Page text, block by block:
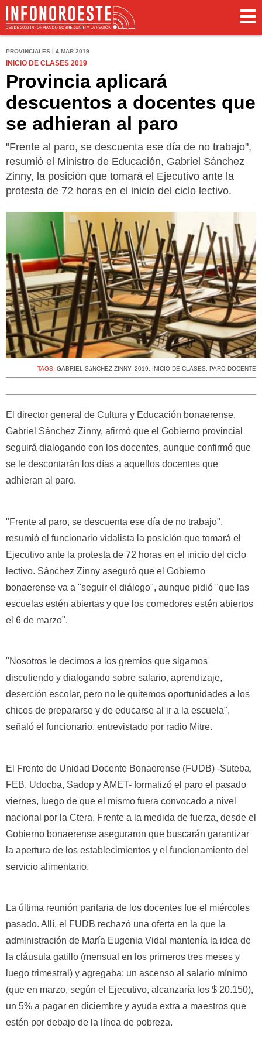
PROVINCIALES | 4 MAR 2019
INICIO DE CLASES 2019
Provincia aplicará
descuentos a docentes que
se adhieran al paro
"Frente al paro, se descuenta ese día de no trabajo",
resumió el Ministro de Educación, Gabriel Sánchez
Zinny, la posición que tomará el Ejecutivo ante la
protesta de 72 horas en el inicio del ciclo lectivo.
TAGS: GABRIEL SáNCHEZ ZINNY, 2019, INICIO DE CLASES, PARO DOCENTE
El director general de Cultura y Educación bonaerense,
Gabriel Sánchez Zinny, afirmó que el Gobierno provincial
seguirá dialogando con los docentes, aunque confirmó que
se le descontarán los días a aquellos docentes que
adhieran al paro.
"Frente al paro, se descuenta ese día de no trabajo",
resumió el funcionario vidalista la posición que tomará el
Ejecutivo ante la protesta de 72 horas en el inicio del ciclo
lectivo. Sánchez Zinny aseguró que el Gobierno
bonaerense va a "seguir el diálogo", aunque pidió "que las
escuelas estén abiertas y que los comedores estén abiertos
el 6 de marzo".
"Nosotros le decimos a los gremios que sigamos
discutiendo y dialogando sobre salario, aprendizaje,
deserción escolar, pero no le quitemos oportunidades a los
chicos de prepararse y de educarse al ir a la escuela",
señaló el funcionario, entrevistado por radio Mitre.
El Frente de Unidad Docente Bonaerense (FUDB) -Suteba,
FEB, Udocba, Sadop y AMET- formalizó el paro el pasado
viernes, luego de que el mismo fuera convocado a nivel
nacional por la Ctera. Frente a la medida de fuerza, desde el
Gobierno bonaerense aseguraron que buscarán garantizar
la apertura de los establecimientos y el funcionamiento del
servicio alimentario.
La última reunión paritaria de los docentes fue el miércoles
pasado. Allí, el FUDB rechazó una oferta en la que la
administración de María Eugenia Vidal mantenía la idea de
la cláusula gatillo (mensual en los primeros tres meses y
luego trimestral) y agregaba: un ascenso al salario mínimo
(que en marzo, según el Ejecutivo, alcanzaría los $ 20.150),
un 5% a pagar en diciembre y ayuda extra a maestros que
estén por debajo de la línea de pobreza.